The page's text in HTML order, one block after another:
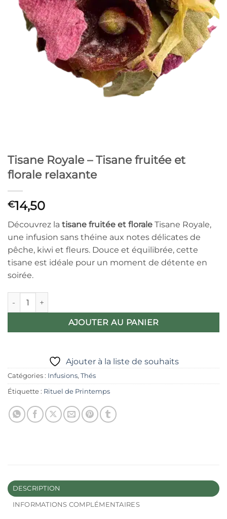
Tisane Royale – Tisane fruitée et
florale relaxante
€14,50
Découvrez la tisane fruitée et florale Tisane Royale,
une infusion sans théine aux notes délicates de
pêche, kiwi et fleurs. Douce et équilibrée, cette
tisane est idéale pour un moment de détente en
soirée.
quantité de Tisane Royale – Tisane fruitée et florale relaxante
AJOUTER AU PANIER
Ajouter à la liste de souhaits
Catégories : Infusions, Thés
Étiquette : Rituel de Printemps
DESCRIPTION
INFORMATIONS COMPLÉMENTAIRES